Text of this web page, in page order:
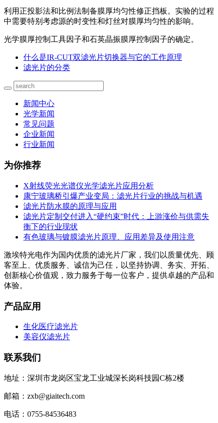
利用正投影法和比例法制备膜厚均匀性修正挡板。实验的过程
中需要特别考虑源的时变性和灯丝对膜厚均匀性的影响。
光学膜厚控制工具因子和石英晶振膜厚控制因子的确定。
什么是IR-CUT双滤光片切换器与它的工作原理
滤光片的分类
新闻中心
光学新闻
常见问题
企业新闻
行业新闻
为你推荐
X射线荧光光谱仪光学滤光片应用分析
康宁玻璃桥引爆产业变局：滤光片行业的挑战与机遇
滤光片防水膜的原理与应用
滤光片定制交付进入“硬约束”时代：上游涨价与供需失
衡下的行业现状
有色玻璃与镀膜滤光片原理、应用差异及使用注意
激埃特光电作为国内优质的滤光片厂家，我们以质量优先、顾
客至上、优质服务、诚信为己任，以坚持协调、务实、开拓、
创新核心价值观，致力服务于每一位客户，提供卓越的产品和
体验。
产品应用
生化医疗滤光片
美容仪滤光片
联系我们
地址：深圳市龙岗区宝龙工业城深长岗科技园C栋2楼
邮箱：zxb@giaitech.com
电话：0755-84536483